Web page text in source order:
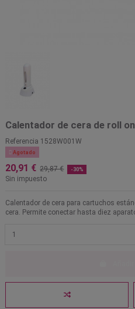
Calentador de cera de roll
Referencia 1528W001W
 Agotado
20,91 € 29,87 € -30%
Sin impuesto
Calentador de cera para cartuchos
cera. Permite conectar hasta diez